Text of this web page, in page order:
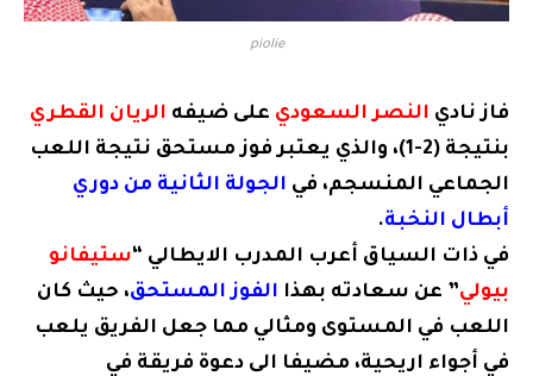
piolie
فاز نادي النصر السعودي على ضيفه الريان القطري
بنتيجة (2-1)، والذي يعتبر فوز مستحق نتيجة اللعب
الجماعي المنسجم، في الجولة الثانية من ​دوري
أبطال النخبة.
في ذات السياق أعرب المدرب الايطالي “ستيفانو
بيولي” عن سعادته بهذا الفوز المستحق، حيث كان
اللعب في المستوى ومثالي مما جعل الفريق يلعب
في أجواء اريحية، مضيفا الى دعوة فريقة في